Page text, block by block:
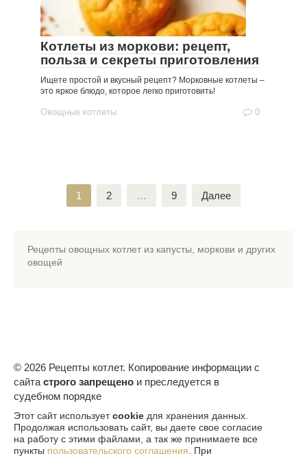
Котлеты из моркови: рецепт,
польза и секреты приготовления
Ищете простой и вкусный рецепт? Морковные котлеты –
это яркое блюдо, которое легко приготовить!
Овощные котлеты 0
1 2 … 9 Далее
Рецепты овощных котлет из капусты, моркови и других
овощей
© 2026 Рецепты котлет. Копирование информации с
сайта строго запрещено и преследуется в
судебном порядке
Этот сайт использует cookie для хранения данных.
Продолжая использовать сайт, вы даете свое согласие
на работу с этими файлами, а так же принимаете все
пункты пользовательского соглашения. При